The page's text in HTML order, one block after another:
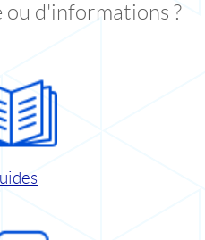
ou d'informations ?